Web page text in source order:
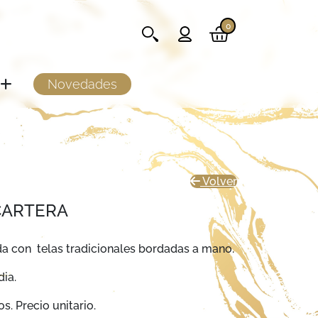
0
Novedades
Volver
con telas tradicionales bordadas a mano.
Precio unitario.